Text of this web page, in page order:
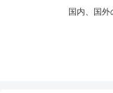
国内、国外